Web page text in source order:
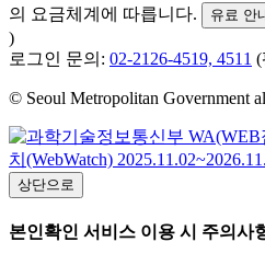
의 요금체계에 따릅니다.
유료 안
)
로그인 문의: 02-2126-4519, 4511 (
© Seoul Metropolitan Government
상단으로
본인확인 서비스 이용 시 주의사